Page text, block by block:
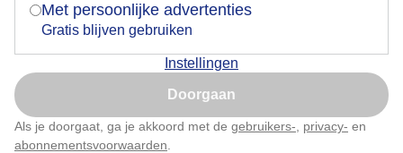
Met persoonlijke advertenties
Gratis blijven gebruiken
Instellingen
Doorgaan
Als je doorgaat, ga je akkoord met de gebruikers- privacy- en
abonnementsvoorwaarden
Door: ben Saanen
Nu niet, misschien later
Klik hierom dit aan te passen